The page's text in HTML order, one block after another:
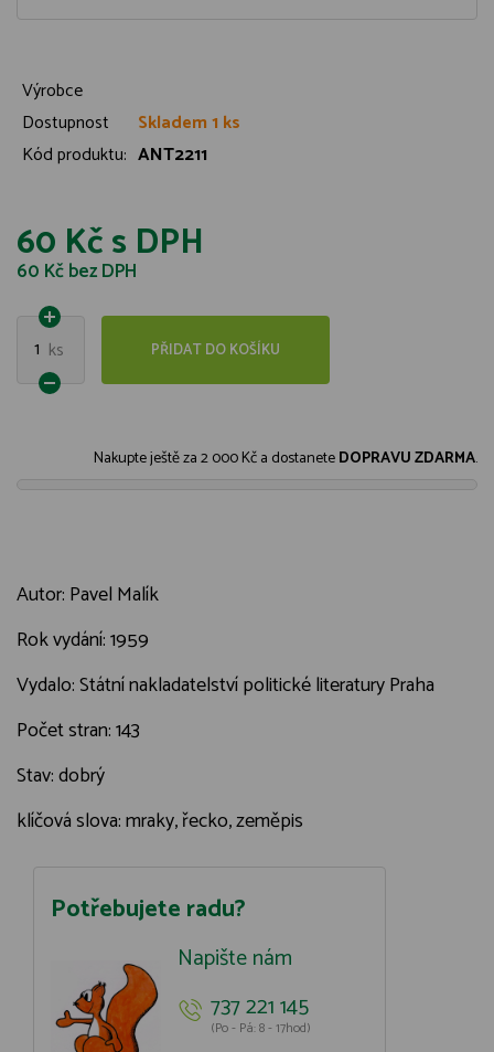
Výrobce
Dostupnost
Skladem 1 ks
Kód produktu: ANT2211
60 Kčs DPH
60 Kčbez DPH
1 ks PŘIDAT DO KOŠÍKU
Nakupte ještě za2 000 Kča dostaneteDOPRAVU ZDARMA.
Autor: Pavel Malík
Rok vydání: 1959
Vydalo: Státní nakladatelství politické literatury Praha
Počet stran: 143
Stav: dobrý
klíčová slova: mraky, řecko, zeměpis
Potřebujete radu?
Napište nám
737 221 145
(Po - Pá: 8 - 17hod)